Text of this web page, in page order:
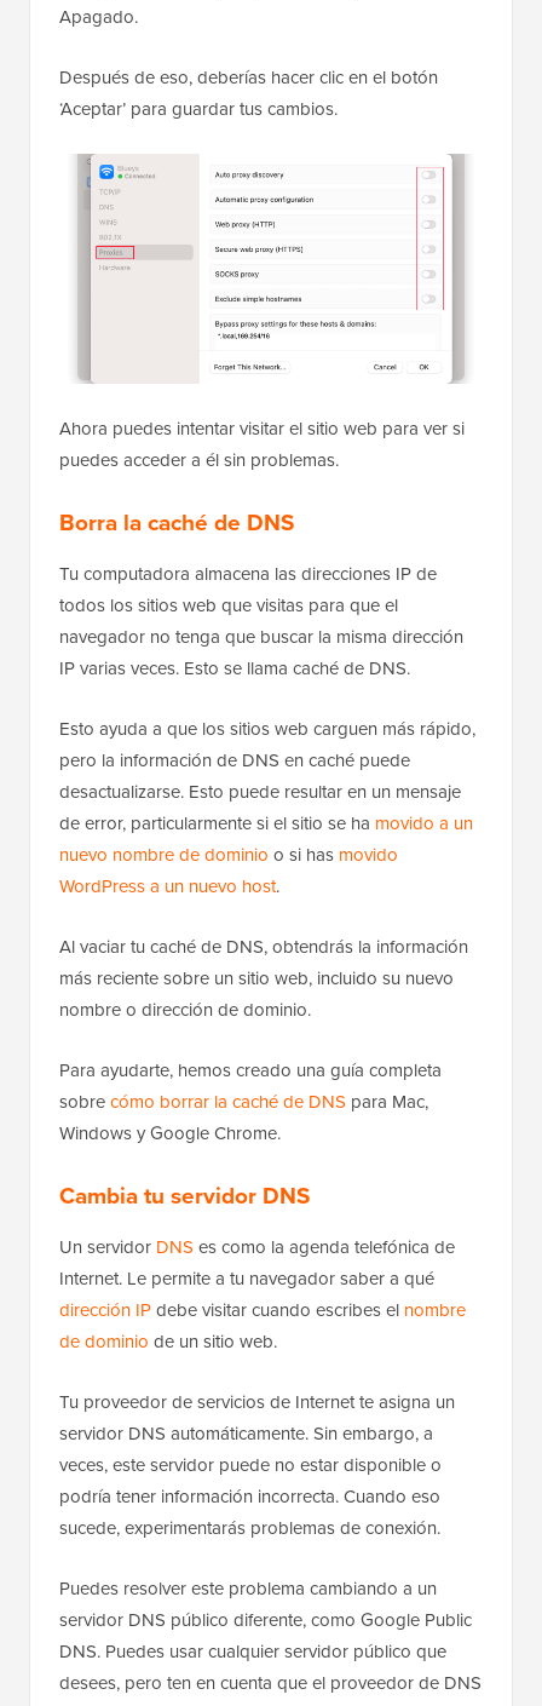
Apagado.
Después de eso, deberías hacer clic en el botón
‘Aceptar’ para guardar tus cambios.
Ahora puedes intentar visitar el sitio web para ver si
puedes acceder a él sin problemas.
Borra la caché de DNS
Tu computadora almacena las direcciones IP de
todos los sitios web que visitas para que el
navegador no tenga que buscar la misma dirección
IP varias veces. Esto se llama caché de DNS.
Esto ayuda a que los sitios web carguen más rápido,
pero la información de DNS en caché puede
desactualizarse. Esto puede resultar en un mensaje
de error, particularmente si el sitio se ha movido a un
nuevo nombre de dominio o si has movido
WordPress a un nuevo host.
Al vaciar tu caché de DNS, obtendrás la información
más reciente sobre un sitio web, incluido su nuevo
nombre o dirección de dominio.
Para ayudarte, hemos creado una guía completa
sobrecómo borrar la caché de DNS para Mac,
Windows y Google Chrome.
Cambia tu servidor DNS
Un servidor DNS es como la agenda telefónica de
Internet. Le permite a tu navegador saber a qué
dirección IPdebe visitar cuando escribes el nombre
de dominio de un sitio web.
Tu proveedor de servicios de Internet te asigna un
servidor DNS automáticamente. Sin embargo, a
veces, este servidor puede no estar disponible o
podría tener información incorrecta. Cuando eso
sucede, experimentarás problemas de conexión.
Puedes resolver este problema cambiando a un
servidor DNS público diferente, como Google Public
DNS. Puedes usar cualquier servidor público que
desees, pero ten en cuenta que el proveedor de DNS